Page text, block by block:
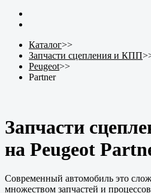
Каталог>>
Запчасти сцепления и КПП
Peugeot>>
Partner
Запчасти
на Peugeot
Современный автомобиль это
множеством запчастей и